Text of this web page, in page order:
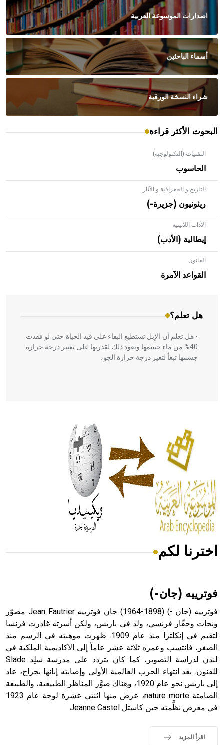
اصدارات الموسوعة العربية
أسماء الباحثين
شراء النسخة الورقية
البحوث الأكثر قراءة
التقنيات (التكنولوجية)
الحاسوب
التاريخ و الجغرافية و الآثار
ريئونيون (جزيرة-)
الآداب اللاتينية
إيطالية (الأدب)
القانون
القواعد الآمرة
هل تعلم؟
- هل تعلم أن الأبلق نوع من الفنون الهندسية التي ارتبطت
بالعمارة الإسلامية في بلاد الشام ومصر خاصة، حيث يحرص
المعمار على بناء مداميكه وخاصة في الواجهات
- هل تعلم أن الإبل تستطيع البقاء على قيد الحياة حتى لو فقدت
40% من ماء جسمها ويعود ذلك لقدرتها على تغيير درجة حرارة
جسمها تبعاً لتغير درجة حرارة الجو،
الحكم، الأدلة، تنظيم التغذية، ورسالته في جروح الرأس. ويعود
له الفضل بأنه حرر الطب من الدين والفلسفة.
- هل تعلم أن المرجان إفراز حيواني يتكون في البحر ويتركب
من مادة كربونات الكلسيوم، وهو أحمر أو شديد الحمرة وهو
أجود أنواعه، ويمتاز بكبر الحجم ويسمى الش
هل تعلم أن الأبسيد كلمة فرنسية اللفظ تم اعتمادها مصطلحاً
- هل تعلم أن أبجر Abgar اسم معروف جيداً يعود إلى عدد من
الملوك الذين حكموا مدينة إديسا (الرها) من أبجر الأول وحتى
التاسع، وهم ينتسبون إلى أسرة أوسروين
حيث تقتصر القيمة الصوتية للعلامة الك
اخترنا لكم
فوترييه (جان-)
فوترييه (جان -) (1898-1964) جان فوترييه Jean Fautrier مصوّر
ونحات وحفّار فرنسي، ولد في باريس، ولكن أسرته غادرت فرنسا
لتقيم في إنكلترا منذ عام 1909. ظهرت موهبته في الرسم منذ
الصغر، فانتسب وعمره ثلاثة عشر عاماً إلى الأكاديمية الملكية في
لندن لدراسة التصوير، كما كان يتردد على مدرسة سلِد Slade
للفنون. بعد انتهاء الحرب العالمية الأولى وإصابته إبانها بجراح، عاد
إلى باريس نحو عام 1920، وهناك صوَّر المناظر الطبيعية، والطبيعة
الصامتة nature morte، عرض منها اثنتي عشرة لوحة عام 1923
في معرض نظَّمته جين كاستل Jeanne Castel.
اقرأ المزيد